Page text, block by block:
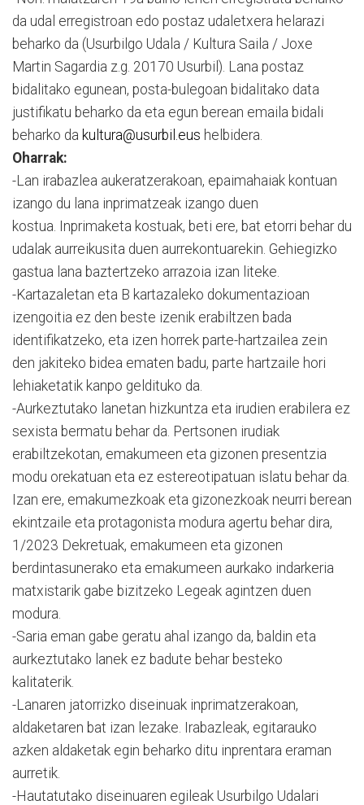
da udal erregistroan edo postaz udaletxera helarazi
beharko da (Usurbilgo Udala / Kultura Saila / Joxe
Martin Sagardia z.g. 20170 Usurbil). Lana postaz
bidalitako egunean, posta-bulegoan bidalitako data
justifikatu beharko da eta egun berean emaila bidali
beharko da kultura@usurbil.eus helbidera.
Oharrak:
-Lan irabazlea aukeratzerakoan, epaimahaiak kontuan
izango du lana inprimatzeak izango duen
kostua. Inprimaketa kostuak, beti ere, bat etorri behar du
udalak aurreikusita duen aurrekontuarekin. Gehiegizko
gastua lana baztertzeko arrazoia izan liteke.
-Kartazaletan eta B kartazaleko dokumentazioan
izengoitia ez den beste izenik erabiltzen bada
identifikatzeko, eta izen horrek parte-hartzailea zein
den jakiteko bidea ematen badu, parte hartzaile hori
lehiaketatik kanpo geldituko da.
-Aurkeztutako lanetan hizkuntza eta irudien erabilera ez
sexista bermatu behar da. Pertsonen irudiak
erabiltzekotan, emakumeen eta gizonen presentzia
modu orekatuan eta ez estereotipatuan islatu behar da.
Izan ere, emakumezkoak eta gizonezkoak neurri berean
ekintzaile eta protagonista modura agertu behar dira,
1/2023 Dekretuak, emakumeen eta gizonen
berdintasunerako eta emakumeen aurkako indarkeria
matxistarik gabe bizitzeko Legeak agintzen duen
modura.
-Saria eman gabe geratu ahal izango da, baldin eta
aurkeztutako lanek ez badute behar besteko
kalitaterik.
-Lanaren jatorrizko diseinuak inprimatzerakoan,
aldaketaren bat izan lezake. Irabazleak, egitarauko
azken aldaketak egin beharko ditu inprentara eraman
aurretik.
-Hautatutako diseinuaren egileak Usurbilgo Udalari